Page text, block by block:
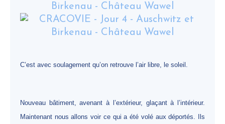
C’est avec soulagement qu’on retrouve l’air libre, le soleil.
Nouveau bâtiment, avenant à l’extérieur, glaçant à l’intérieur.
Maintenant nous allons voir ce qui a été volé aux déportés. Ils